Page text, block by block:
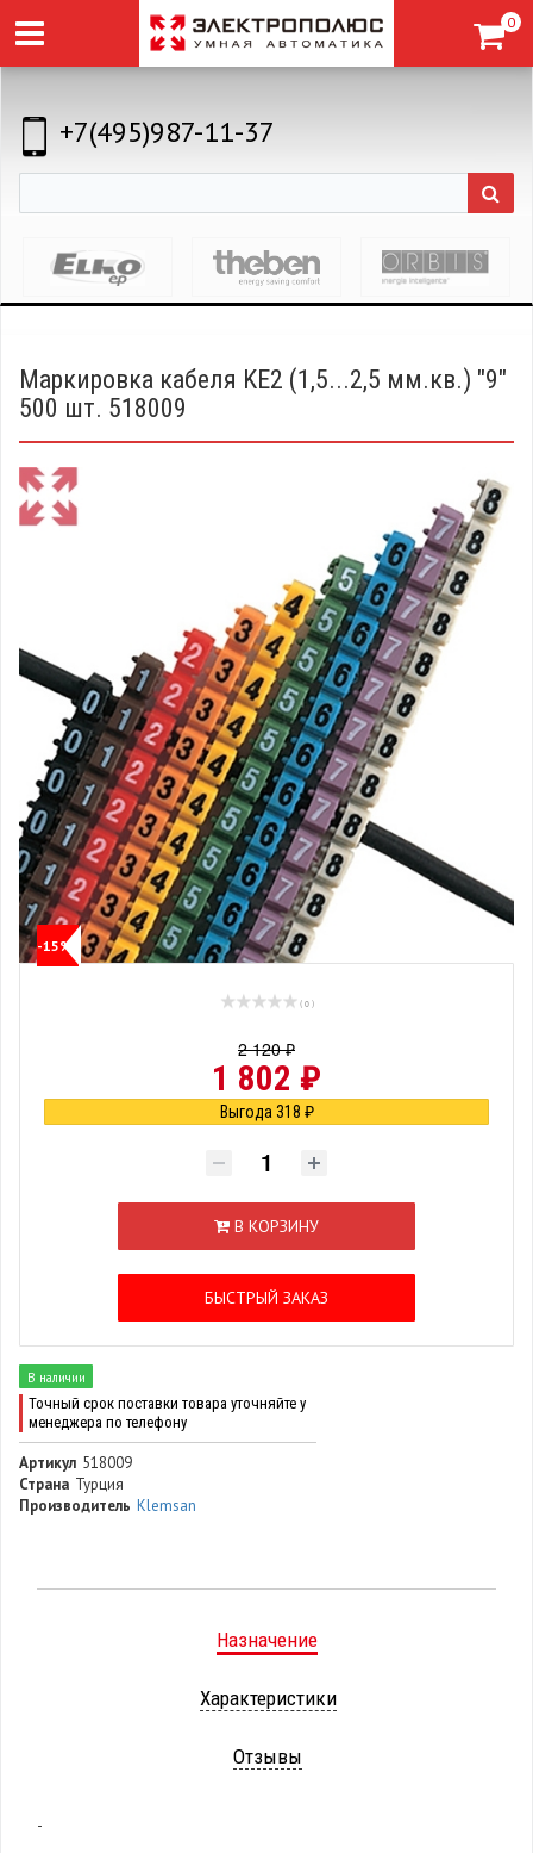
0
+7(495)987-11-37
Маркировка кабеля KE2 (1,5...2,5 мм.кв.) "9"
500 шт. 518009
-15%
( 0 )
2 120 ₽
1 802 ₽
Выгода 318 ₽
В КОРЗИНУ
БЫСТРЫЙ ЗАКАЗ
В наличии
Точный срок поставки товара уточняйте у
менеджера по телефону
Артикул 518009
Страна Турция
Производитель Klemsan
Назначение
Характеристики
Отзывы
-